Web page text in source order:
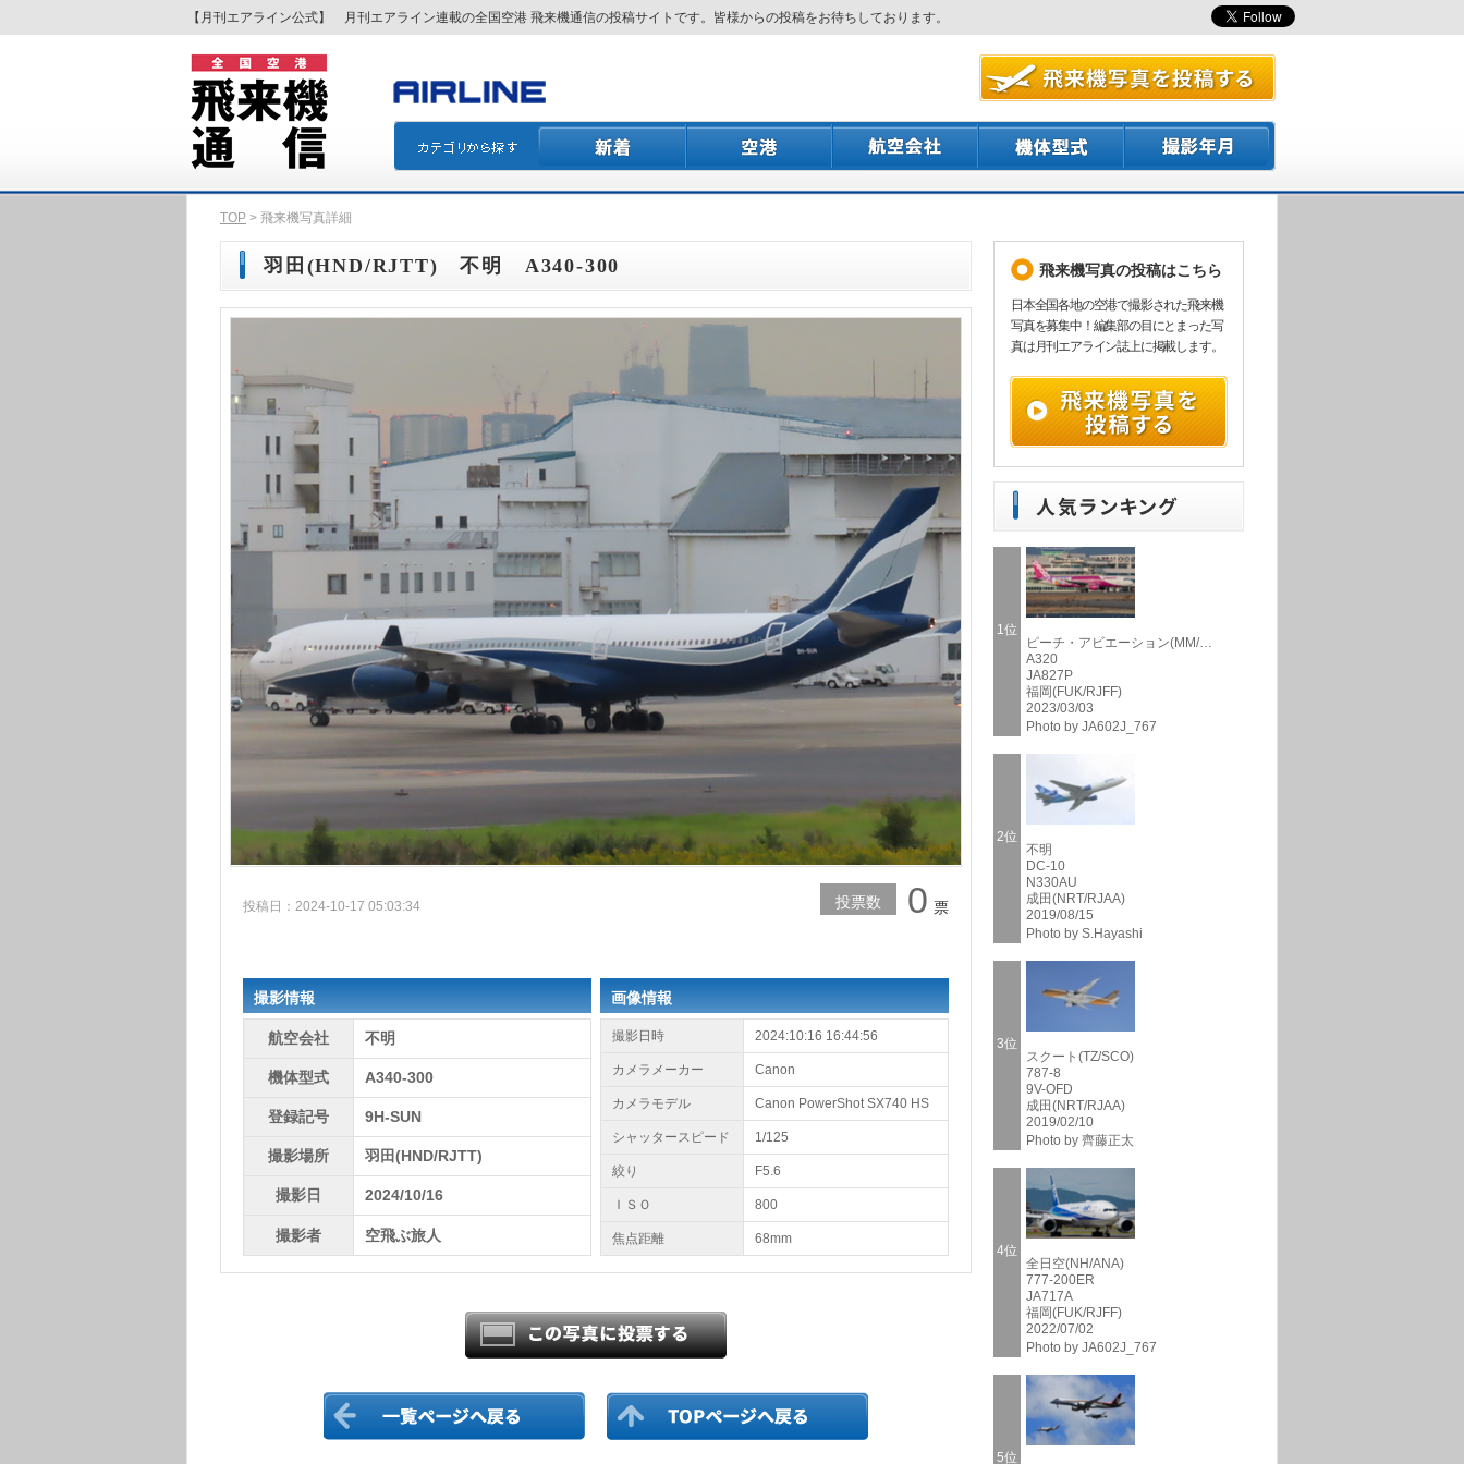
【月刊エアライン公式】 月刊エアライン連載の全国空港 飛来機通信の投稿サイトです。皆様からの投稿をお待ちしております。
TOP > 飛来機写真詳細
羽田(HND/RJTT) 不明 A340-300
投稿日：2024-10-17 05:03:34 投票数 0 票
撮影情報
航空会社 不明
機体型式 A340-300
登録記号 9H-SUN
撮影場所 羽田(HND/RJTT)
撮影日 2024/10/16
撮影者 空飛ぶ旅人
画像情報
撮影日時 2024:10:16 16:44:56
カメラメーカー Canon
カメラモデル Canon PowerShot SX740 HS
シャッタースピード 1/125
絞り F5.6
ＩＳＯ 800
焦点距離 68mm
飛来機写真の投稿はこちら
日本全国各地の空港で撮影された飛来機
写真を募集中！編集部の目にとまった写
真は月刊エアライン誌上に掲載します。
1位
ピーチ・アビエーション(MM/…
A320
JA827P
福岡(FUK/RJFF)
2023/03/03
Photo by JA602J_767
2位
不明
DC-10
N330AU
成田(NRT/RJAA)
2019/08/15
Photo by S.Hayashi
3位
スクート(TZ/SCO)
787-8
9V-OFD
成田(NRT/RJAA)
2019/02/10
Photo by 齊藤正太
4位
全日空(NH/ANA)
777-200ER
JA717A
福岡(FUK/RJFF)
2022/07/02
Photo by JA602J_767
5位